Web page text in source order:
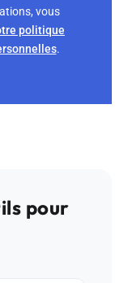
vous
politique
.
pour